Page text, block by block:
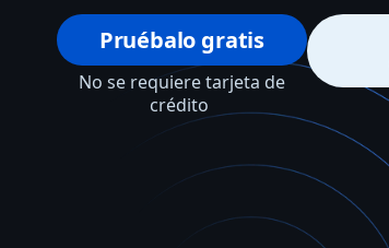
Pruébalo gratis
No se requiere tarjeta de
crédito